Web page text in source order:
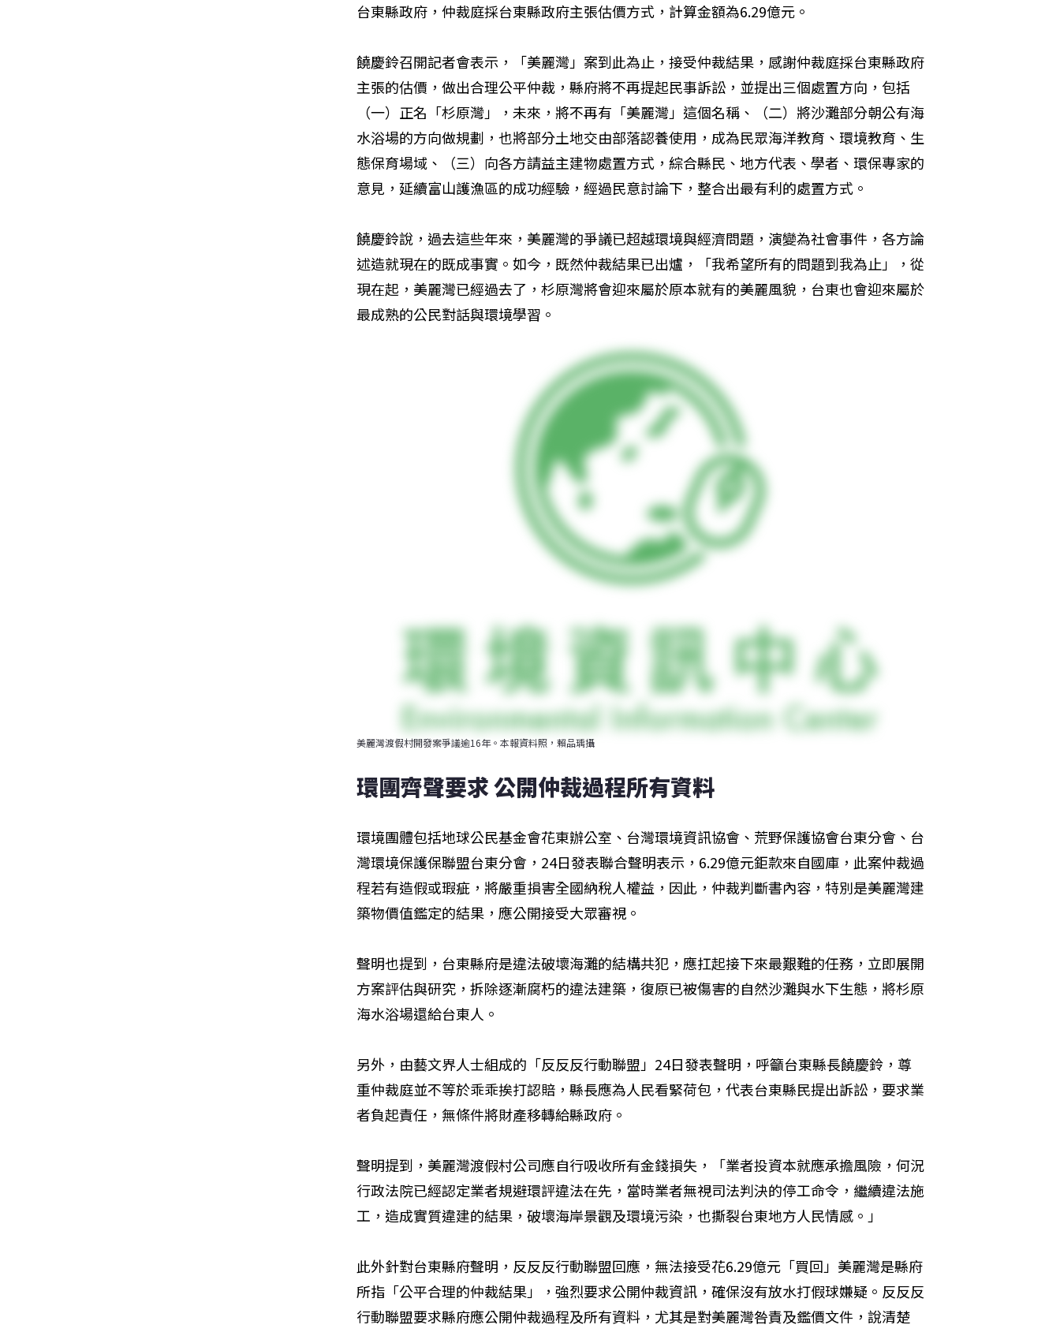
台東縣政府，仲裁庭採台東縣政府主張估價方式，計算金額為6.29億元。
饒慶鈴召開記者會表示，「美麗灣」案到此為止，接受仲裁結果，感謝仲裁庭採台東縣政府
主張的估價，做出合理公平仲裁，縣府將不再提起民事訴訟，並提出三個處置方向，包括
（一）正名「杉原灣」，未來，將不再有「美麗灣」這個名稱、（二）將沙灘部分朝公有海
水浴場的方向做規劃，也將部分土地交由部落認養使用，成為民眾海洋教育、環境教育、生
態保育場域、（三）向各方請益主建物處置方式，綜合縣民、地方代表、學者、環保專家的
意見，延續富山護漁區的成功經驗，經過民意討論下，整合出最有利的處置方式。
饒慶鈴說，過去這些年來，美麗灣的爭議已超越環境與經濟問題，演變為社會事件，各方論
述造就現在的既成事實。如今，既然仲裁結果已出爐，「我希望所有的問題到我為止」，從
現在起，美麗灣已經過去了，杉原灣將會迎來屬於原本就有的美麗風貌，台東也會迎來屬於
最成熟的公民對話與環境學習。
美麗灣渡假村開發案爭議逾16年。本報資料照，賴品瑀攝
環團齊聲要求 公開仲裁過程所有資料
環境團體包括地球公民基金會花東辦公室、台灣環境資訊協會、荒野保護協會台東分會、台
灣環境保護保聯盟台東分會，24日發表聯合聲明表示，6.29億元鉅款來自國庫，此案仲裁過
程若有造假或瑕疵，將嚴重損害全國納稅人權益，因此，仲裁判斷書內容，特別是美麗灣建
築物價值鑑定的結果，應公開接受大眾審視。
聲明也提到，台東縣府是違法破壞海灘的結構共犯，應扛起接下來最艱難的任務，立即展開
方案評估與研究，拆除逐漸腐朽的違法建築，復原已被傷害的自然沙灘與水下生態，將杉原
海水浴場還給台東人。
另外，由藝文界人士組成的「反反反行動聯盟」24日發表聲明，呼籲台東縣長饒慶鈴，尊
重仲裁庭並不等於乖乖挨打認賠，縣長應為人民看緊荷包，代表台東縣民提出訴訟，要求業
者負起責任，無條件將財產移轉給縣政府。
聲明提到，美麗灣渡假村公司應自行吸收所有金錢損失，「業者投資本就應承擔風險，何況
行政法院已經認定業者規避環評違法在先，當時業者無視司法判決的停工命令，繼續違法施
工，造成實質違建的結果，破壞海岸景觀及環境污染，也撕裂台東地方人民情感。」
此外針對台東縣府聲明，反反反行動聯盟回應，無法接受花6.29億元「買回」美麗灣是縣府
所指「公平合理的仲裁結果」，強烈要求公開仲裁資訊，確保沒有放水打假球嫌疑。反反反
行動聯盟要求縣府應公開仲裁過程及所有資料，尤其是對美麗灣咎責及鑑價文件，說清楚